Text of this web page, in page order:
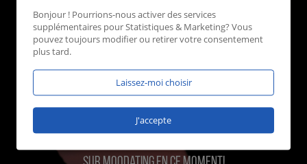
Bonjour ! Pourrions-nous activer des services
supplémentaires pourStatistiques & Marketing? Vous
pouvez toujours modifier ou retirer votre consentement
plus tard.
Laissez-moi choisir
J'accepte